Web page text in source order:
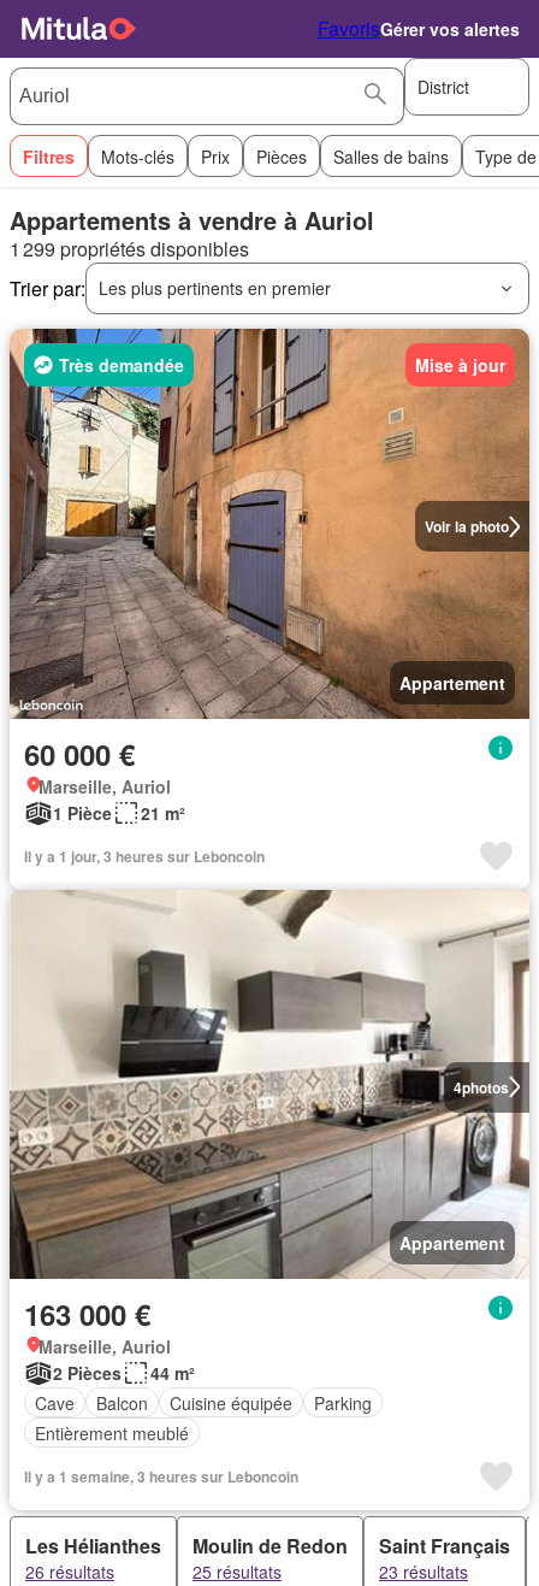
FavorisGérer vos alertes
District
Filtres Mots-clés Prix Pièces Salles de bains Type
Appartements à vendre à Auriol
1 299 propriétés disponibles
Trier par:
Les plus pertinents en premier
Voir la photo
Très demandée Mise à jour
Appartement
60 000 €
Marseille, Auriol
1 Pièce
21 m²
Il y a 1 jour, 3 heures sur Leboncoin
4photos
Appartement
163 000 €
Marseille, Auriol
2 Pièces
44 m²
Cave
Balcon Cuisine équipée
Parking
Entièrement meublé
Il y a 1 semaine, 3 heures sur Leboncoin
Les Hélianthes
26 résultats
Moulin de Redon
25 résultats
Saint Français
23 résultats